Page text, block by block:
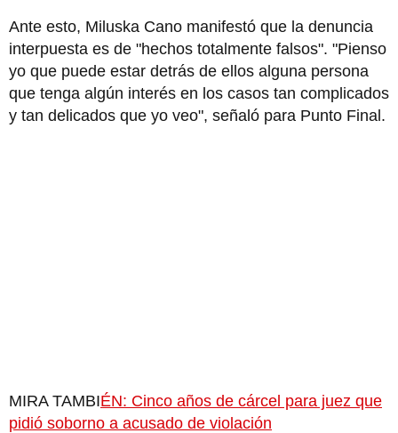
Ante esto, Miluska Cano manifestó que la denuncia
interpuesta es de "hechos totalmente falsos". "Pienso
yo que puede estar detrás de ellos alguna persona
que tenga algún interés en los casos tan complicados
y tan delicados que yo veo", señaló para Punto Final.
MIRA TAMBIÉN: Cinco años de cárcel para juez que
pidió soborno a acusado de violación